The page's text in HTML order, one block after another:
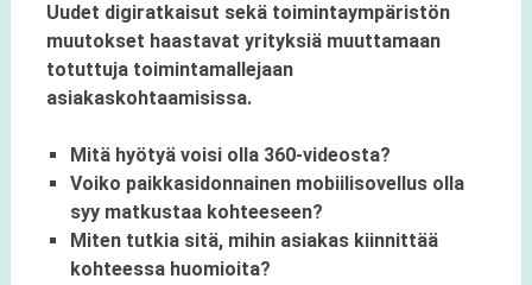
Uudet digiratkaisut sekä toimintaympäristön
muutokset haastavat yrityksiä muuttamaan
totuttuja toimintamallejaan
asiakaskohtaamisissa.
Mitä hyötyä voisi olla 360-videosta?
Voiko paikkasidonnainen mobiilisovellus olla
syy matkustaa kohteeseen?
Miten tutkia sitä, mihin asiakas kiinnittää
kohteessa huomioita?